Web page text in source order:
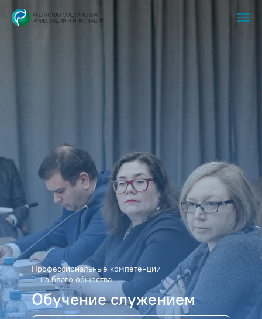
Обучение служением
Профессиональные компетенции
– на благо общества